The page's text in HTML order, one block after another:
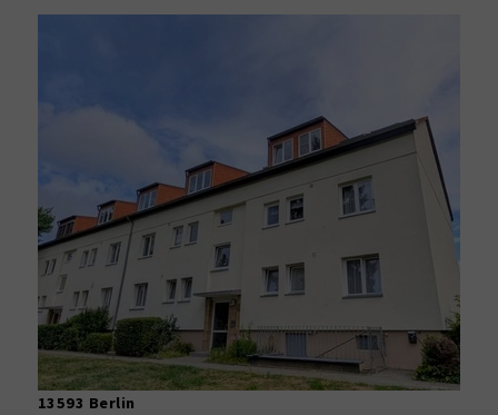
13593 Berlin